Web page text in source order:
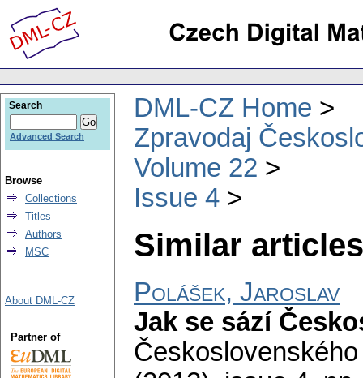
DML-CZ Home
Zpravodaj
Volume 22
Issue 4
Similar
Polášek, Jaroslav
Jak se sází
Search
Advanced Search
Browse
Collections
Titles
Authors
MSC
About DML-CZ
Partner of